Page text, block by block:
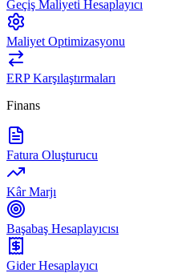
Geçiş Maliyeti Hesaplayıcı
Maliyet Optimizasyonu
ERP Karşılaştırmaları
Finans
Fatura Oluşturucu
Kâr Marjı
Başabaş Hesaplayıcısı
Gider Hesaplayıcı